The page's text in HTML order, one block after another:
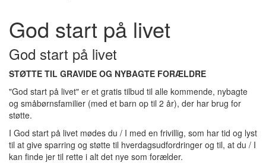
God start på livet
God start på livet
STØTTE TIL GRAVIDE OG NYBAGTE FORÆLDRE
"God start på livet" er et gratis tilbud til alle kommende, nybagte
og småbørnsfamilier (med et barn op til 2 år), der har brug for
støtte.
I God start på livet mødes du / I med en frivillig, som har tid og lyst
til at give sparring og støtte til hverdagsudfordringer og til, at du / I
kan finde jer til rette i alt det nye som forælder.